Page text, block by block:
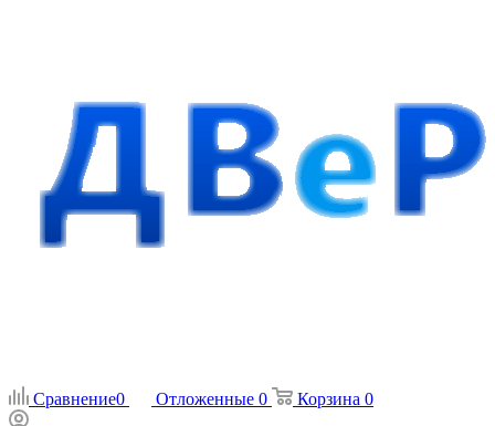
Сравнение0 Отложенные 0 Корзина 0